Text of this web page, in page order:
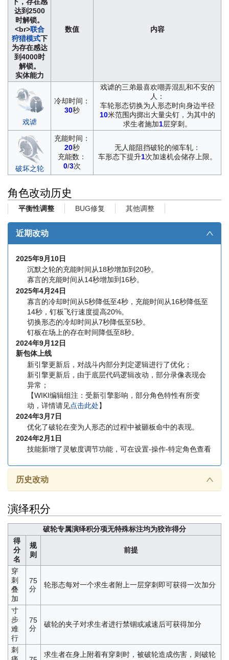
下，存在感
达到2500
时解锁。
<br>联合
狩猎模式下
为存在感达
到4000时
解锁。
实体能力
数值 内容
戏谑
冷却时间：
30秒
戏谑的三弟最喜欢嘲弄混乱和不安的
人：
车轮形态切换为人形态时向身边半径
10米范围内掷出大量尖钉，为其中的
求生者施加1层穿刺。
破坏之轮
充能时间：
20秒
充能数：
0/3次
无人能阻挡破轮的倾车轧：
车形态下提升1次加速机会储存上限。
角色改动历史
平衡性调整 BUG修复 其他调整
近期改动 ∧
2025年9月10日
沉默之轮的充能时间从18秒增加到20秒。
寡言的充能时间从14秒增加到16秒。
2025年4月24日
寡言的冷却时间从5秒降低至4秒，充能时间从16秒降低至
14秒，钉板飞行速度提高20%。
切换形态的冷却时间从7秒降低至5秒。
钉板在场上的存在时间降低至8秒。
2024年9月12日
新包体上线
新引擎更新后，对战斗内部分判定逻辑进行了优化；
新引擎更新后，由于底层代码逻辑改动，部分录像表现会
异常；
【WIKI编辑组注：受新引擎影响，部分角色特性有所变
动，详情请见点击此处】
2024年3月7日
优化了破轮在变为人形态的过程中被砸板命中的表现。
2024年2月1日
技能新增了灵敏度调节功能，可在设置-操作-特定角色查看
历史改动 ∧
演绎积分
破轮专属演绎积分项无特殊标注均为狡诈得分
得
分
名
规
则
前提
穿
刺
叠
加
75
分
轮形态每对一个求生者附上一层穿刺即可获得一次加分
寸
步
难
行
75
分
破轮的夹子对求生者进行禁锢或减速后可获得加分
刺
求生者在身上附着有穿刺时，被破轮造成伤害，则破轮